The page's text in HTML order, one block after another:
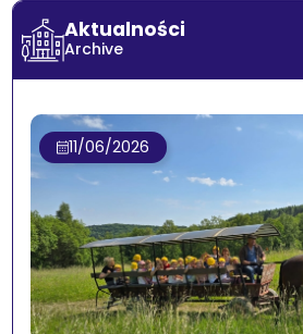
Aktualności
Archive
11/06/2026